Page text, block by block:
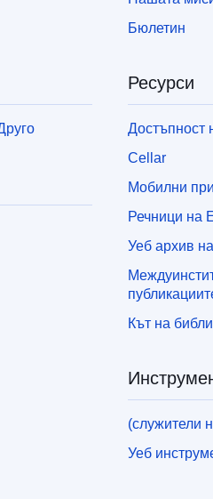
Бюлетин
Ресурси
Достъпност
Cellar
Мобилни
Речници на
Уеб архив
Кът на
(служители
Уеб